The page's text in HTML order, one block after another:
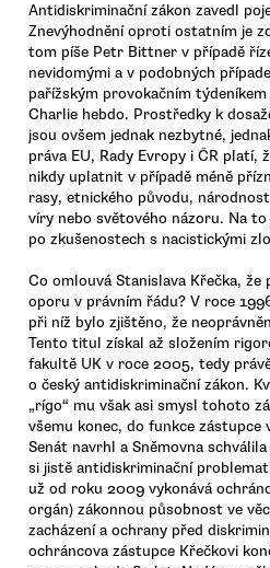
Antidiskriminační zákon zavedl
Znevýhodnění oproti ostatním je
tom píše Petr Bittner v případě
nevidomými a v podobných
pařížským provokačním
Charlie hebdo. Prostředky k
jsou ovšem jednak nezbytné,
práva EU, Rady Evropy i ČR platí,
nikdy uplatnit v případě méně
rasy, etnického původu,
víry nebo světového názoru. Na to
po zkušenostech s nacistickými
Co omlouvá Stanislava Křečka, že
oporu v právním řádu? V roce
při níž bylo zjištěno, že
Tento titul získal až složením
fakultě UK v roce 2005, tedy
o český antidiskriminační zákon.
„rígo“ mu však asi smysl tohoto
všemu konec, do funkce zástupce
Senát navrhl a Sněmovna
si jistě antidiskriminační
už od roku 2009 vykonává
orgán) zákonnou působnost ve
zacházení a ochrany před
ochráncova zástupce Křečkovi